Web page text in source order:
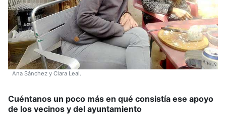
Ana Sánchez y Clara Leal.
Cuéntanos un poco más en qué consistía ese apoyo
de los vecinos y del ayuntamiento